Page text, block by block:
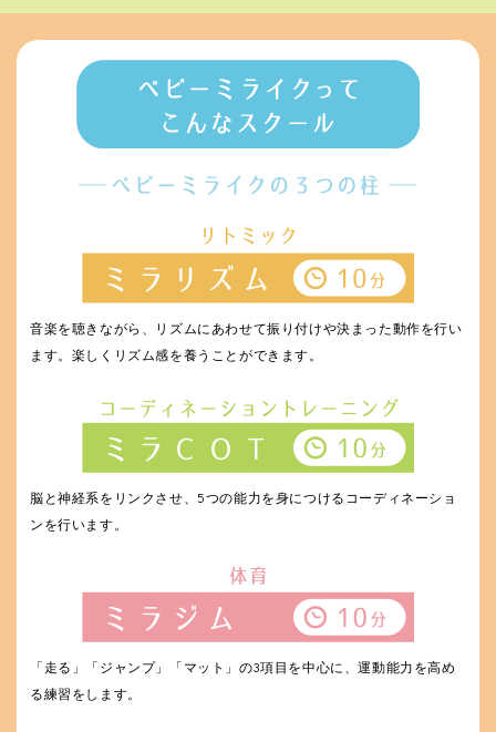
音楽を聴きながら、リズムにあわせて振り付けや決まった動作を行い
ます。楽しくリズム感を養うことができます。
脳と神経系をリンクさせ、5つの能力を身につけるコーディネーショ
ンを行います。
「走る」「ジャンプ」「マット」の3項目を中心に、運動能力を高め
る練習をします。